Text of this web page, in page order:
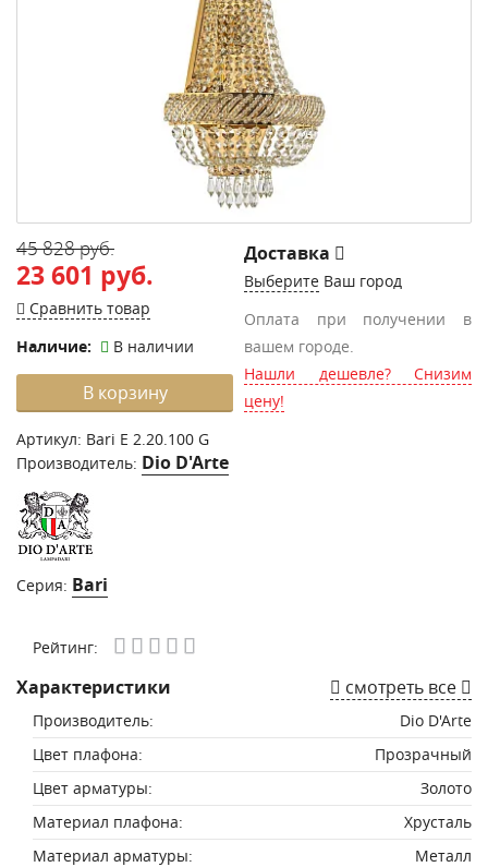
45 828 руб.
23 601 руб.
Сравнить товар
Наличие:
В наличии
В корзину
Артикул: Bari E 2.20.100 G
Производитель: Dio D'Arte
Серия: Bari
Доставка
Выберите Ваш город
Оплата при получении в
вашем городе.
Нашли дешевле? Снизим
цену!
Рейтинг:
Характеристики смотреть все
Производитель:
Dio D'Arte
Цвет плафона:
Прозрачный
Цвет арматуры:
Золото
Материал плафона:
Хрусталь
Материал арматуры:
Металл